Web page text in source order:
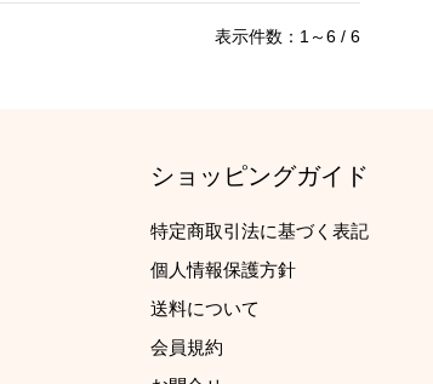
表示件数：1～6 / 6
ショッピングガイド
特定商取引法に基づく表記
個人情報保護方針
送料について
会員規約